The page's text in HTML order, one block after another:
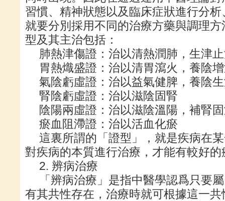
習慣、精神狀態以及臨床症狀進行分
就要分別採用不同的治療方藥與調理
型及其主治包括：
肺熱津傷證：治以清熱潤肺，生津
胃熱熾盛證：治以清胃瀉火，養陰
氣陰虧虛證：治以益氣健脾，養陰
腎陰虧虛證：治以滋陰固腎
陰陽兩虛證：治以滋陰溫陽，補腎
瘀血阻滯證：治以活血化瘀
這裏所謂的「證型」，就是疾病在
對疾病的本質進行治療，才能有較好的
2. 辨病治療
「辨病治療」是指中醫學認爲只要
有其共性存在，治療時就可根據這一